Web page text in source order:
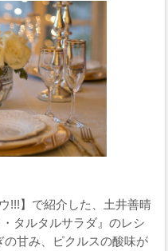
!!!】で紹介した、土井善晴
タルタルサラダ』のレシ
の甘み、ピクルスの酸味が